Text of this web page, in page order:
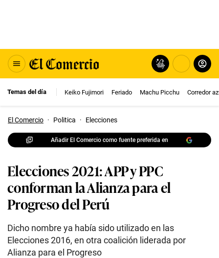
Temas del día Keiko Fujimori Feriado Machu Picchu Corredor
El Comercio · Politica · Elecciones
Añadir El Comercio como fuente preferida en
Elecciones 2021: APP y PPC
conforman la Alianza para el
Progreso del Perú
Dicho nombre ya había sido utilizado en las
Elecciones 2016, en otra coalición liderada por
Alianza para el Progreso